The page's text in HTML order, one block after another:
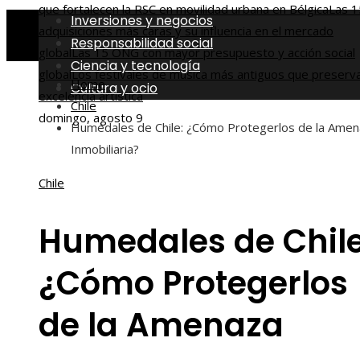
que fortalecen la RSC en movilidad urbana en BélgicaLas
adquisiciones más caras y su influencia en el mercado
globalLas 15 ONG con mayor presupuesto y acción social
globalLos festivales de música más antiguos que
excelencia artística
domingo, agosto 9
Inversiones y negocios
Responsabilidad social
Ciencia y tecnología
Cultura y ocio
Home
Chile
Humedales de Chile: ¿Cómo Protegerlos de la
Inmobiliaria?
Chile
Humedales de
¿Cómo Protegerlos
de la Amenaza